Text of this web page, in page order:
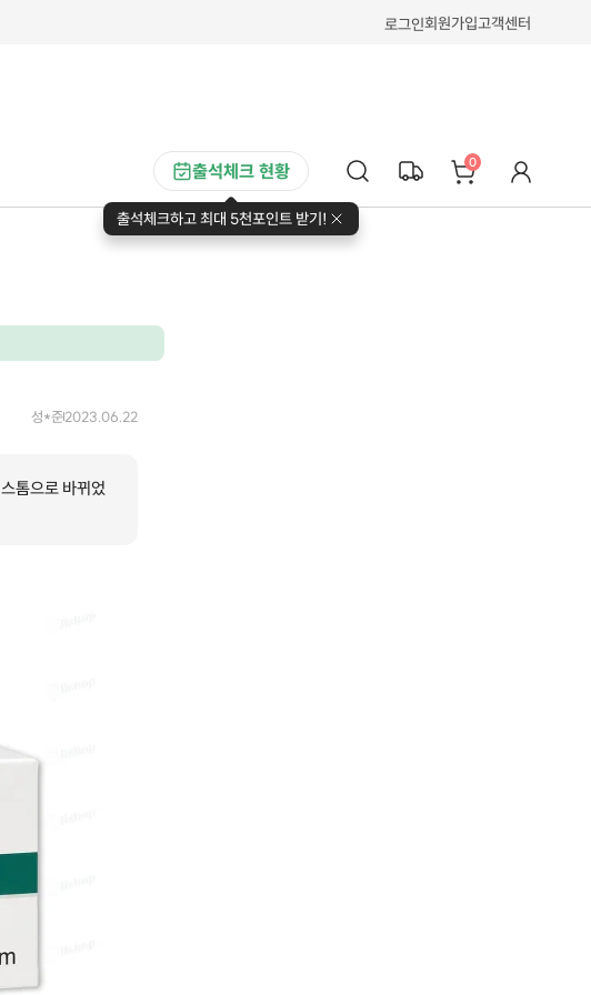
로그인회원가입고객센터
출석체크 현황
출석체크하고 최대 5천포인트 받기!
0
성*준2023.06.22
톰으로 바뀌었